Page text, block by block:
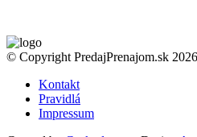
© Copyright PredajPrenajom.sk 2026
Kontakt
Pravidlá
Impressum